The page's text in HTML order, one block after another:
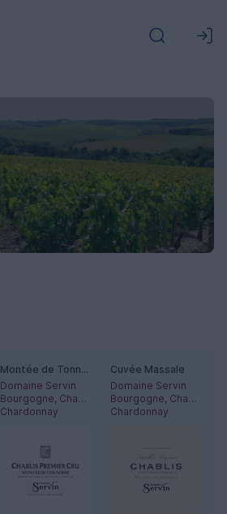
Montée de Tonnerre
Domaine Servin
Bourgogne, Chablis
Chardonnay
Cuvée Massale
Domaine Servin
Bourgogne, Chablis
Chardonnay